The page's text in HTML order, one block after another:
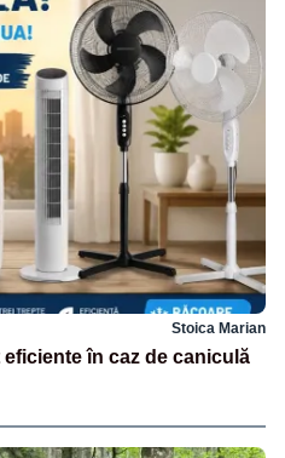
Stoica Marian
în caz de caniculă